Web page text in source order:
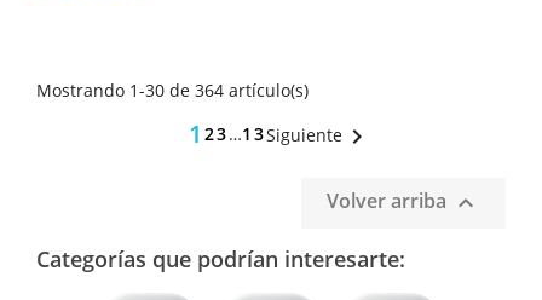
Mostrando 1-30 de 364 artículo(s)
1 23…13Siguiente 
Volver arriba 
Categorías que podrían interesarte: